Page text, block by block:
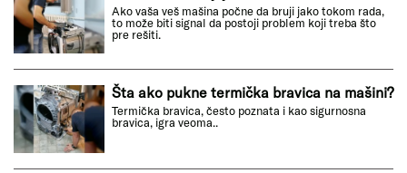
Ako vaša veš mašina počne da bruji jako tokom rada,
to može biti signal da postoji problem koji treba što
pre rešiti.
Šta ako pukne termička bravica na mašini?
Termička bravica, često poznata i kao sigurnosna
bravica, igra veoma..